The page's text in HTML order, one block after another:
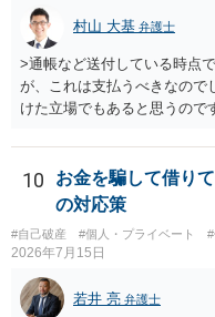
村山 大基 弁護士
>通帳など送付している時点
が、これは支払うべきなので
けた立場でもあると思うので
がいいとは思います。 そも
は法に触れる可能性もあり
ことは可能でしょうか？ →
たら、 できるだけ重い刑罰
でしょうか。 ＞弁護士さん
はありますか？ そこはあり
分賠償に回すことも考えられ
10
お金を騙して借り
の対応策
#自己破産 #個人・プライベート
2026年7月15日
若井 亮 弁護士